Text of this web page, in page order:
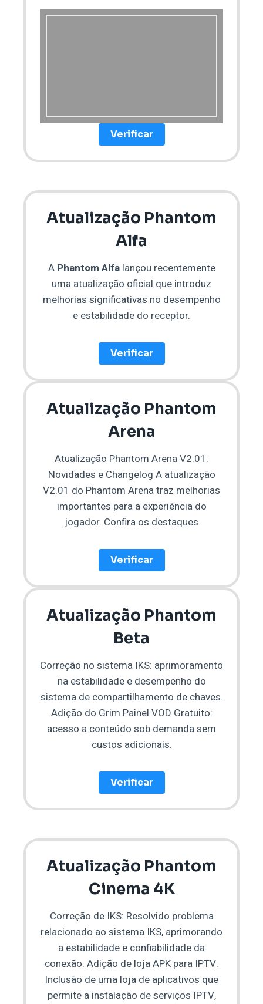
Verificar
Atualização Phantom
Alfa
A Phantom Alfalançou recentemente
uma atualização oficial que introduz
melhorias significativas no desempenho
e estabilidade do receptor.
Verificar
Atualização Phantom
Arena
Atualização Phantom Arena V2.01:
Novidades e Changelog A atualização
V2.01 do Phantom Arena traz melhorias
importantes para a experiência do
jogador. Confira os destaques
Verificar
Atualização Phantom
Beta
Correção no sistema IKS: aprimoramento
na estabilidade e desempenho do
sistema de compartilhamento de chaves.
Adição do Grim Painel VOD Gratuito:
acesso a conteúdo sob demanda sem
custos adicionais.
Verificar
Atualização Phantom
Cinema 4K
Correção de IKS: Resolvido problema
relacionado ao sistema IKS, aprimorando
a estabilidade e confiabilidade da
conexão. Adição de loja APK para IPTV:
Inclusão de uma loja de aplicativos que
permite a instalação de serviços IPTV,